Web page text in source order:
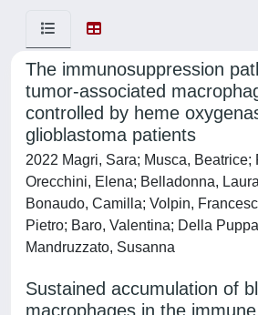
The immunosuppression
tumor-associated
controlled by heme
glioblastoma patients
2022 Magri, Sara; Musca, Beatrice;
Orecchini, Elena; Belladonna,
Bonaudo, Camilla; Volpin,
Pietro; Baro, Valentina; Della
Mandruzzato, Susanna
Sustained accumulation of
macrophages in the immune